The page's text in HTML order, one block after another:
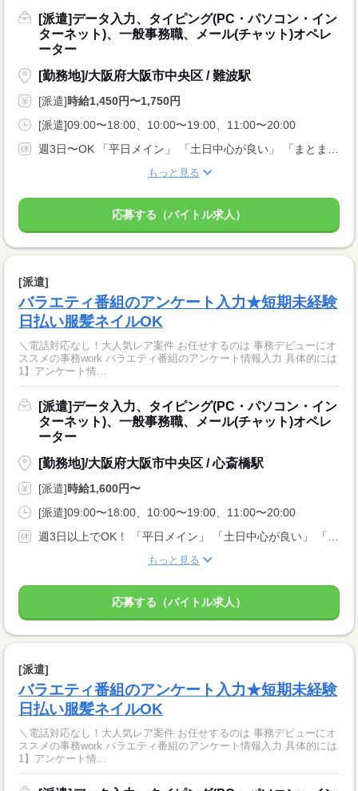
[派遣]データ入力、タイピング(PC・パソコン・イン
ターネット)、一般事務職、メール(チャット)オペレ
ーター
[勤務地]/大阪府大阪市中央区 / 難波駅
[派遣]時給1,450円〜1,750円
[派遣]09:00〜18:00、10:00〜19:00、11:00〜20:00
週3日〜OK 「平日メイン」 「土日中心が良い」 「まとまった休みも欲しい…」 などなど、 あなたの希望をご相談ください！ ★年末年始、お盆、ＧＷ、有給休暇あり★
もっと見る
応募する（バイトル求人）
[派遣]
バラエティ番組のアンケート入力★短期未経験
日払い服髪ネイルOK
＼電話対応なし！大人気レア案件 お任せするのは 事務デビューにオ
ススメの事務work バラエティ番組のアンケート情報入力 具体的には
1】アンケート情...
[派遣]データ入力、タイピング(PC・パソコン・イン
ターネット)、一般事務職、メール(チャット)オペレ
ーター
[勤務地]/大阪府大阪市中央区 / 心斎橋駅
[派遣]時給1,600円〜
[派遣]09:00〜18:00、10:00〜19:00、11:00〜20:00
週3日以上でOK！ 「平日メイン」 「土日中心が良い」 「まとまった休みも欲しい…」 などなど、 あなたの希望をご相談ください！ ★年末年始、お盆、ＧＷ、有給休暇あり★
もっと見る
応募する（バイトル求人）
[派遣]
バラエティ番組のアンケート入力★短期未経験
日払い服髪ネイルOK
＼電話対応なし！大人気レア案件 お任せするのは 事務デビューにオ
ススメの事務work バラエティ番組のアンケート情報入力 具体的には
1】アンケート情...